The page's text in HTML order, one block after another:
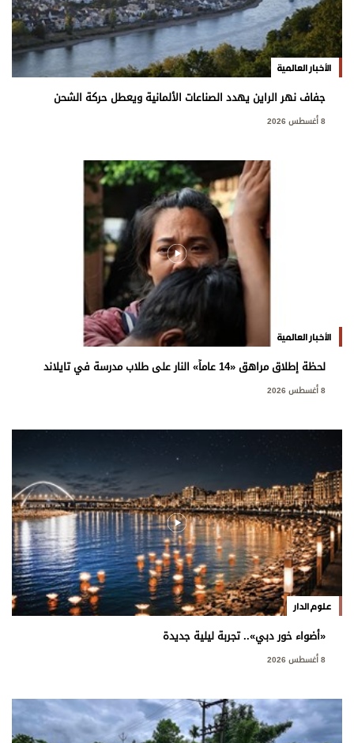
الأخبار العالمية
جفاف نهر الراين يهدد الصناعات الألمانية ويعطل حركة الشحن
8 أغسطس 2026
الأخبار العالمية
لحظة إطلاق مراهق «14 عاماً» النار على طلاب مدرسة في تايلاند
8 أغسطس 2026
علوم الدار
«أضواء خور دبي».. تجربة ليلية جديدة
8 أغسطس 2026